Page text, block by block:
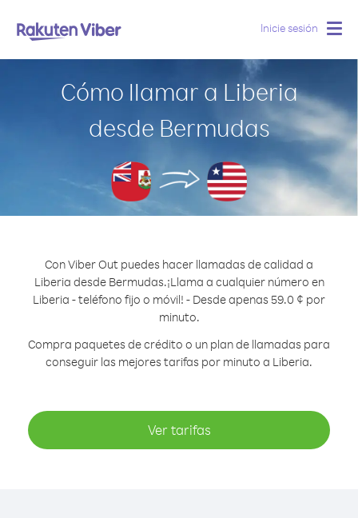
Inicie sesión
Cómo llamar a Liberia
desde Bermudas
Con Viber Out puedes hacer llamadas de calidad a
Liberia desde Bermudas.¡Llama a cualquier número en
Liberia - teléfono fijo o móvil! - Desde apenas 59.0 ¢ por
minuto.
Compra paquetes de crédito o un plan de llamadas para
conseguir las mejores tarifas por minuto a Liberia.
Ver tarifas